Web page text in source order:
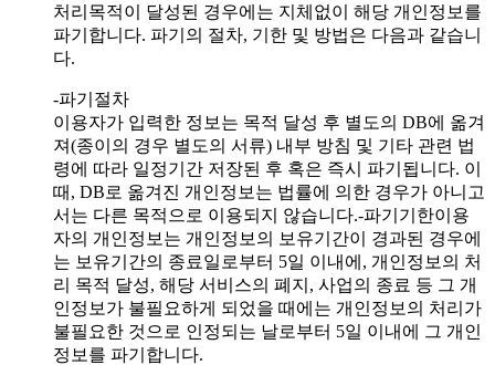
처리목적이 달성된 경우에는 지체없이 해당 개인정보를
파기합니다. 파기의 절차, 기한 및 방법은 다음과 같습니
다.
-파기절차
이용자가 입력한 정보는 목적 달성 후 별도의 DB에 옮겨
져(종이의 경우 별도의 서류) 내부 방침 및 기타 관련 법
령에 따라 일정기간 저장된 후 혹은 즉시 파기됩니다. 이
때, DB로 옮겨진 개인정보는 법률에 의한 경우가 아니고
서는 다른 목적으로 이용되지 않습니다.-파기기한이용
자의 개인정보는 개인정보의 보유기간이 경과된 경우에
는 보유기간의 종료일로부터 5일 이내에, 개인정보의 처
리 목적 달성, 해당 서비스의 폐지, 사업의 종료 등 그 개
인정보가 불필요하게 되었을 때에는 개인정보의 처리가
불필요한 것으로 인정되는 날로부터 5일 이내에 그 개인
정보를 파기합니다.